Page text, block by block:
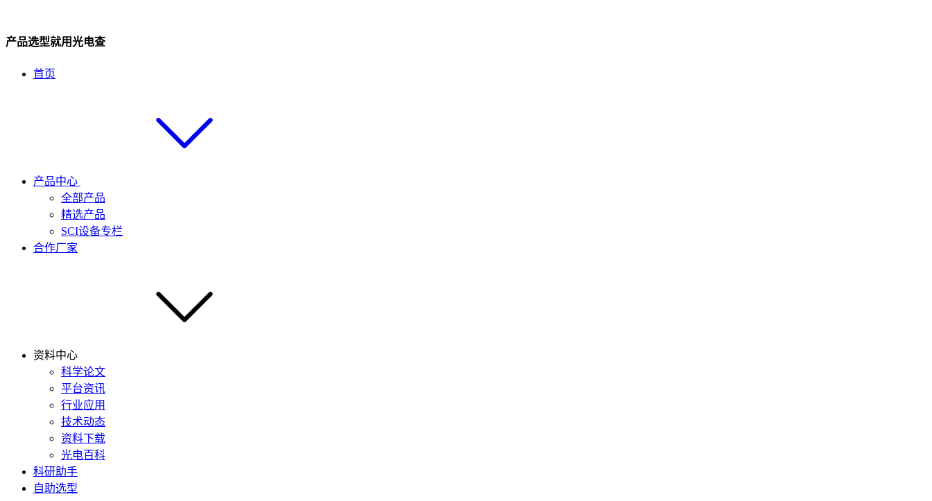
产品选型就用光电查
首页
产品中心
全部产品
精选产品
SCI设备专栏
合作厂家
资料中心
科学论文
平台资讯
行业应用
技术动态
资料下载
光电百科
科研助手
自助选型